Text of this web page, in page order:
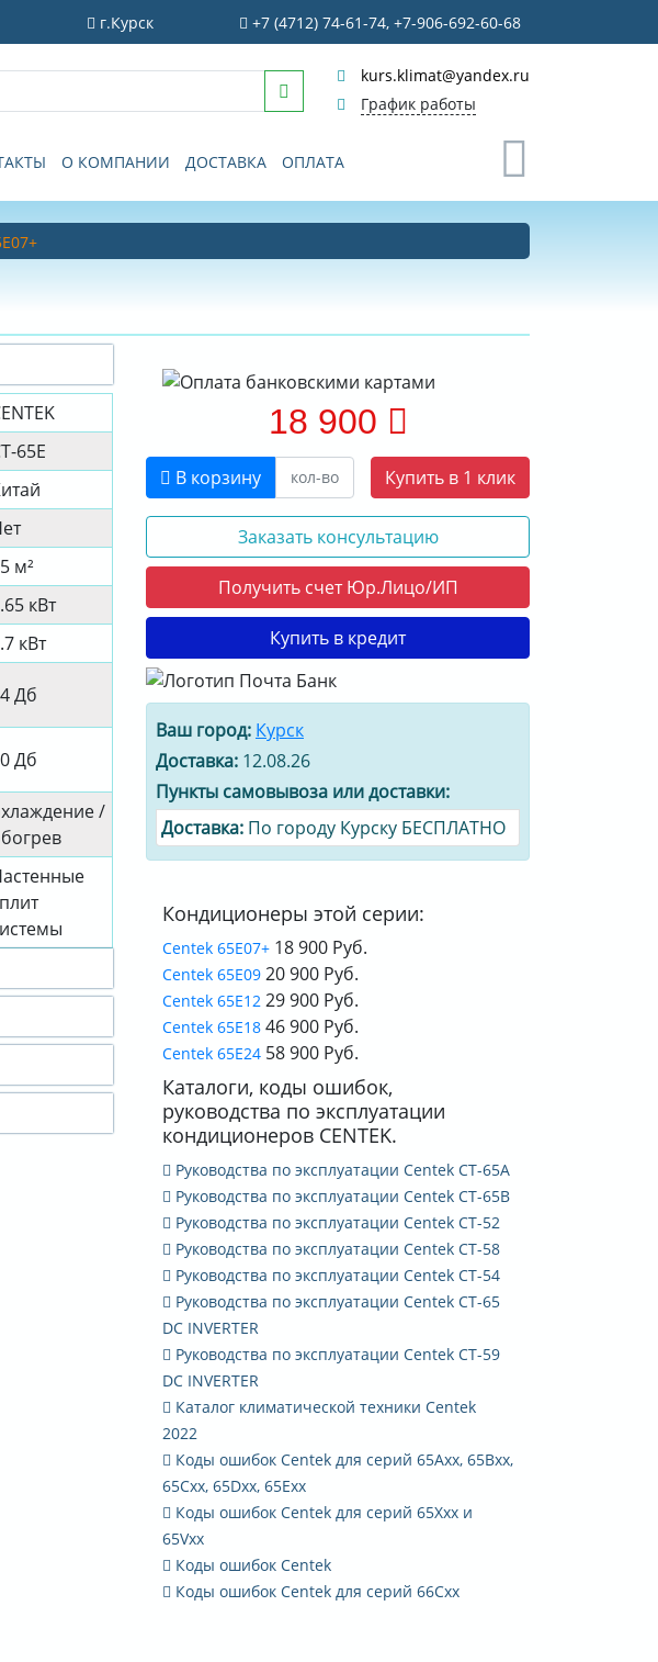
г.Курск +7 (4712) 74-61-74, +7-906-692-60-68
kurs.klimat@yandex.ru
График работы
О КОМПАНИИ ДОСТАВКА ОПЛАТА
65E
м²
кВт
кВт
Дб
Дб
/
18 900
В корзину Купить в 1 клик
Заказать консультацию
Получить счет Юр.Лицо/ИП
Купить в кредит
Ваш город: Курск
Доставка: 12.08.26
Пункты самовывоза или доставки:
Доставка: По городу Курску БЕСПЛАТНО
Кондиционеры этой серии:
Centek 65E07+ 18 900 Руб.
Centek 65E09 20 900 Руб.
Centek 65E12 29 900 Руб.
Centek 65E18 46 900 Руб.
Centek 65E24 58 900 Руб.
Каталоги, коды ошибок,
руководства по эксплуатации
кондиционеров CENTEK.
Руководства по эксплуатации Centek CT-65A
Руководства по эксплуатации Centek CT-65B
Руководства по эксплуатации Centek CT-52
Руководства по эксплуатации Centek CT-58
Руководства по эксплуатации Centek CT-54
Руководства по эксплуатации Centek CT-65
DC INVERTER
Руководства по эксплуатации Centek CT-59
DC INVERTER
Каталог климатической техники Сentek
2022
Коды ошибок Centek для серий 65Axx, 65Bxx,
65Cxx, 65Dxx, 65Exx
Коды ошибок Centek для серий 65Xxx и
65Vxx
Коды ошибок Centek
Коды ошибок Centek для серий 66Сxx